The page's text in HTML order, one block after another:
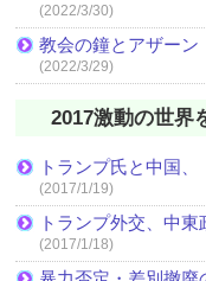
(2022/3/30)
教会の鐘とアザー
(2022/3/29)
2017激動の世界
トランプ氏と中国
(2017/1/19)
トランプ外交、中
(2017/1/18)